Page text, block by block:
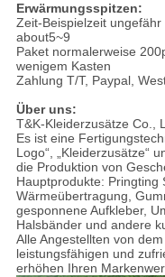
Erwärmungsspitzen:
Zeit-Beispielzeit
about5~9
Paket normalerweise
wenigem Kasten
Zahlung T/T, Paypal,
Über uns:
T&K-Kleiderzusätze Co.,
Es ist eine
Logo“, „Kleiderzusätze“
die Produktion von
Hauptprodukte: Pringting
Wärmeübertragung,
gesponnene Aufkleber,
Halsbänder und andere
Alle Angestellten von
leistungsfähigen und
erhöhen Ihren